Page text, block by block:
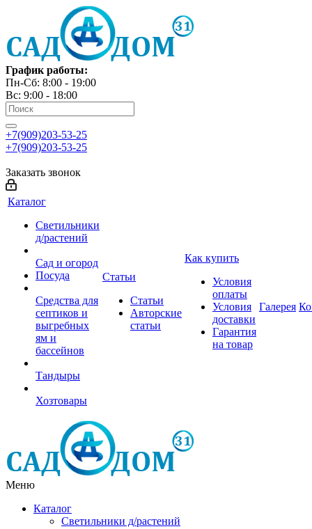
График работы:
Пн-Сб: 8:00 - 19:00
Вс: 9:00 - 18:00
+7(909)203-53-25
+7(909)203-53-25
Заказать звонок
Каталог
Светильники
д/растений
Сад и огород
Посуда
Средства для
септиков и
выгребных
ям и
бассейнов
Тандыры
Хозтовары
Статьи
Статьи
Авторские
статьи
Как купить
Условия
оплаты
Условия
доставки
Гарантия
на товар
Галерея
Меню
Каталог
Светильники д/растений